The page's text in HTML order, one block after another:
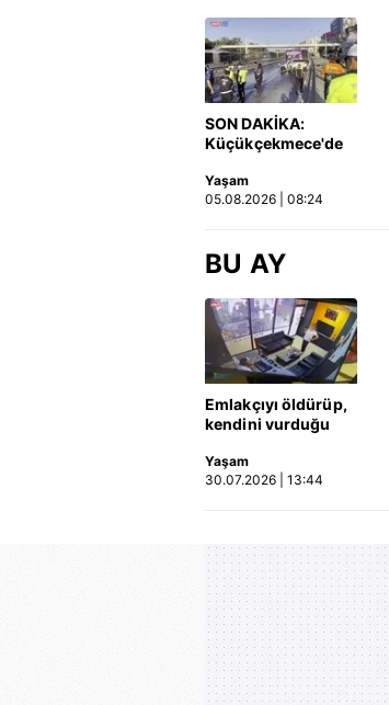
SON DAKİKA:
Küçükçekmece'de
Otomobil, İETT
otobüsüne çarptı: 3
Yaşam
05.08.2026 | 08:24
BU AY
Emlakçıyı öldürüp,
kendini vurduğu
ortaya çıktı | Video
Yaşam
30.07.2026 | 13:44